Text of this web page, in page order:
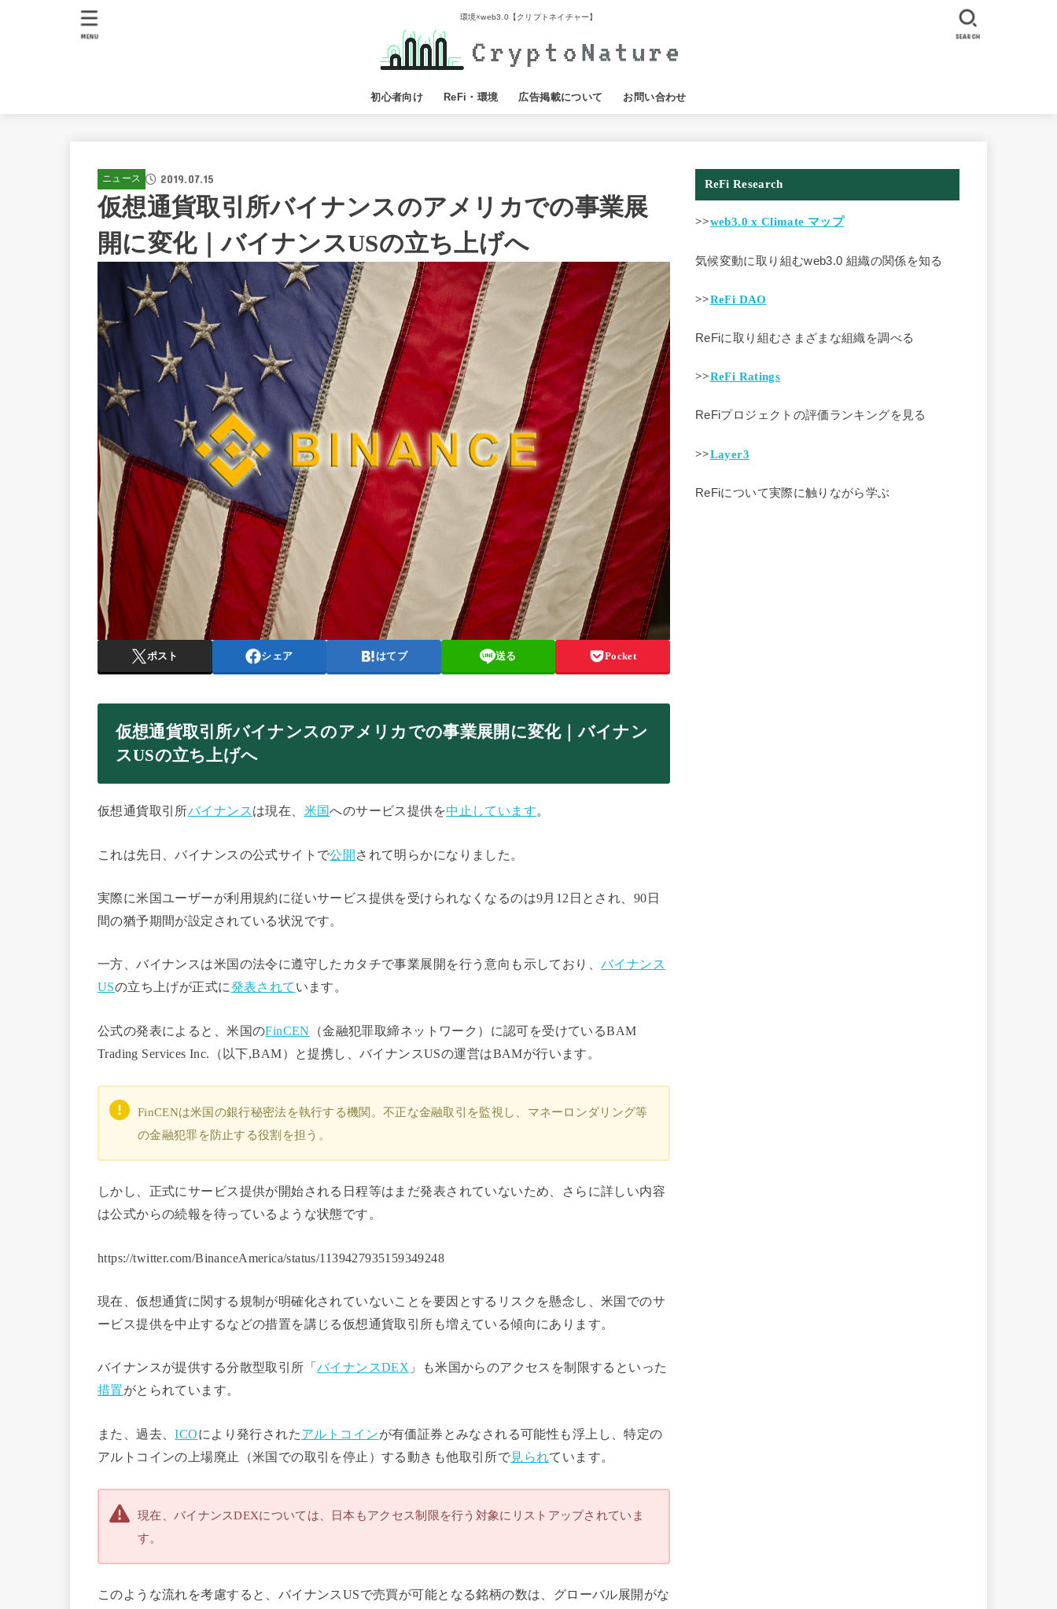
環境×web3.0【クリプトネイチャー】
初心者向け ReFi・環境 広告掲載について お問い合わせ
SEARCH
MENU
ニュース 2019.07.15
仮想通貨取引所バイナンスのアメリカでの事業展
開に変化｜バイナンスUSの立ち上げへ
ポスト シェア はてブ 送る Pocket
仮想通貨取引所バイナンスのアメリカでの事業展開に変化｜バイナン
スUSの立ち上げへ
仮想通貨取引所バイナンスは現在、 米国へのサービス提供を中止しています。
これは先日、バイナンスの公式サイトで公開されて明らかになりました。
実際に米国ユーザーが利用規約に従いサービス提供を受けられなくなるのは9月12日とされ、90日
間の猶予期間が設定されている状況です。
一方、バイナンスは米国の法令に遵守したカタチで事業展開を行う意向も示しており、バイナンス
USの立ち上げが正式に発表されて います。
公式の発表によると、米国のFinCEN （金融犯罪取締ネットワーク）に認可を受けているBAM
Trading Services Inc.（以下,BAM）と提携し、バイナンスUSの運営はBAMが行います。
FinCENは米国の銀行秘密法を執行する機関。不正な金融取引を監視し、マネーロンダリング等
の金融犯罪を防止する役割を担う。
しかし、正式にサービス提供が開始される日程等はまだ発表されていないため、さらに詳しい内容
は公式からの続報を待っているような状態です。
https://twitter.com/BinanceAmerica/status/1139427935159349248
現在、仮想通貨に関する規制が明確化されていないことを要因とするリスクを懸念し、米国でのサ
ービス提供を中止するなどの措置を講じる仮想通貨取引所も増えている傾向にあります。
バイナンスが提供する分散型取引所「バイナンスDEX 」も米国からのアクセスを制限するといった
措置がとられています。
また、過去、ICOにより発行されたアルトコインが有価証券とみなされる可能性も浮上し、特定の
アルトコインの上場廃止（米国での取引を停止）する動きも他取引所で見られています。
現在、バイナンスDEXについては、日本もアクセス制限を行う対象にリストアップされていま
す。
このような流れを考慮すると、バイナンスUSで売買が可能となる銘柄の数は、グローバル展開がな
ReFi Research
>>web3.0 x Climate マップ
気候変動に取り組むweb3.0 組織の関係を知る
>>ReFi DAO
ReFiに取り組むさまざまな組織を調べる
>>ReFi Ratings
ReFiプロジェクトの評価ランキングを見る
>>Layer3
ReFiについて実際に触りながら学ぶ